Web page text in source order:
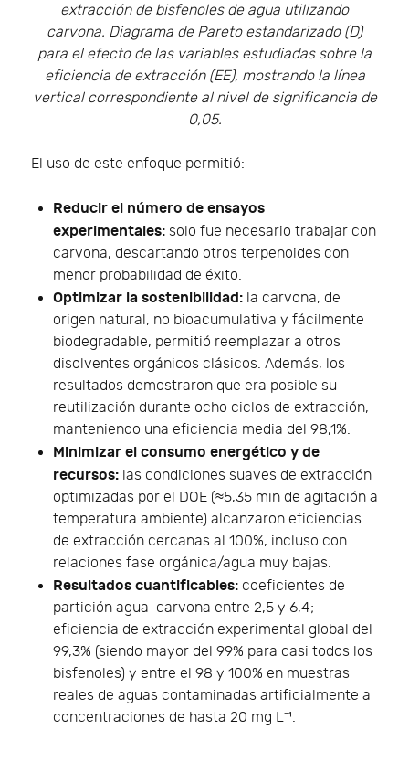
extracción de bisfenoles de agua utilizando
carvona. Diagrama de Pareto estandarizado (D)
para el efecto de las variables estudiadas sobre la
eficiencia de extracción (EE), mostrando la línea
vertical correspondiente al nivel de significancia de
0,05.
El uso de este enfoque permitió:
Reducir el número de ensayos
experimentales: solo fue necesario trabajar con
carvona, descartando otros terpenoides con
menor probabilidad de éxito.
Optimizar la sostenibilidad: la carvona, de
origen natural, no bioacumulativa y fácilmente
biodegradable, permitió reemplazar a otros
disolventes orgánicos clásicos. Además, los
resultados demostraron que era posible su
reutilización durante ocho ciclos de extracción,
manteniendo una eficiencia media del 98,1%.
Minimizar el consumo energético y de
recursos: las condiciones suaves de extracción
optimizadas por el DOE (≈5,35 min de agitación a
temperatura ambiente) alcanzaron eficiencias
de extracción cercanas al 100%, incluso con
relaciones fase orgánica/agua muy bajas.
Resultados cuantificables: coeficientes de
partición agua-carvona entre 2,5 y 6,4;
eficiencia de extracción experimental global del
99,3% (siendo mayor del 99% para casi todos los
bisfenoles) y entre el 98 y 100% en muestras
reales de aguas contaminadas artificialmente a
concentraciones de hasta 20 mg L⁻¹.